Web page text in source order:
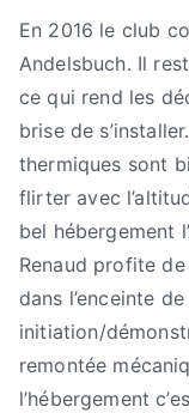
En 2016 le club
Andelsbuch. Il
ce qui rend les
brise de
thermiques sont
flirter avec
bel hébergement
Renaud profite de
dans l’enceinte
initiation/
remontée
l’hébergement